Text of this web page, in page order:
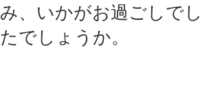
み、いかがお過ごしでし
たでしょうか。